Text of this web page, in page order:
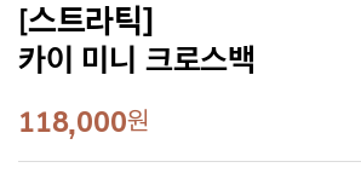
[스트라틱]
카이 미니 크로스백
118,000원